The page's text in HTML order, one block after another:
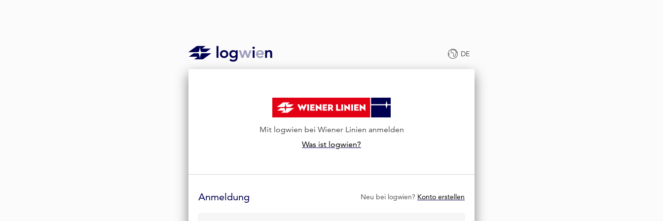
DE
Mit logwien bei Wiener Linien anmelden
Was ist logwien?
Formular
Anmeldung Neu bei logwien? Konto erstellen